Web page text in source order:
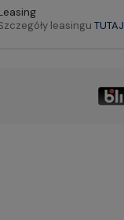
leasinguTUTAJ